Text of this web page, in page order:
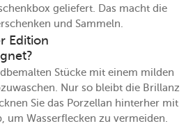
geliefert. Das macht die
und Sammeln.
Edition
Stücke mit einem milden
Nur so bleibt die Brillanz
Sie das Porzellan hinterher mit
um Wasserflecken zu vermeiden.